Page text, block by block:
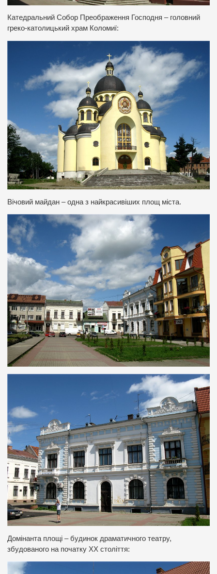
Катедральний Собор Преображення Господня – головний
греко-католицький храм Коломиї:
Вічовий майдан – одна з найкрасивіших площ міста.
Домінанта площі – будинок драматичного театру,
збудованого на початку ХХ століття: